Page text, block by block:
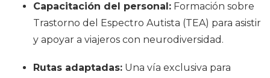
Capacitación del personal: Formación sobre
Trastorno del Espectro Autista (TEA) para asistir
y apoyar a viajeros con neurodiversidad.
Rutas adaptadas: Una vía exclusiva para